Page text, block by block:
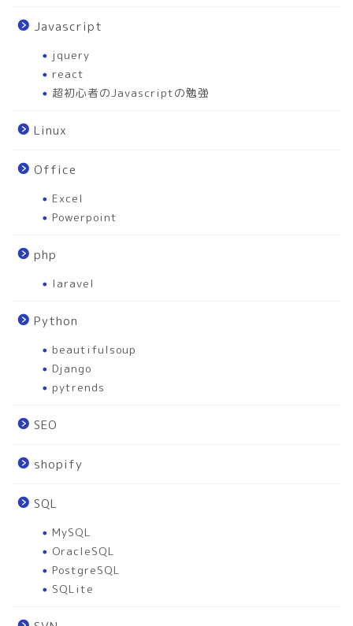
Javascript
jquery
react
超初心者のJavascriptの勉強
Linux
Office
Excel
Powerpoint
php
laravel
Python
beautifulsoup
Django
pytrends
SEO
shopify
SQL
MySQL
OracleSQL
PostgreSQL
SQLite